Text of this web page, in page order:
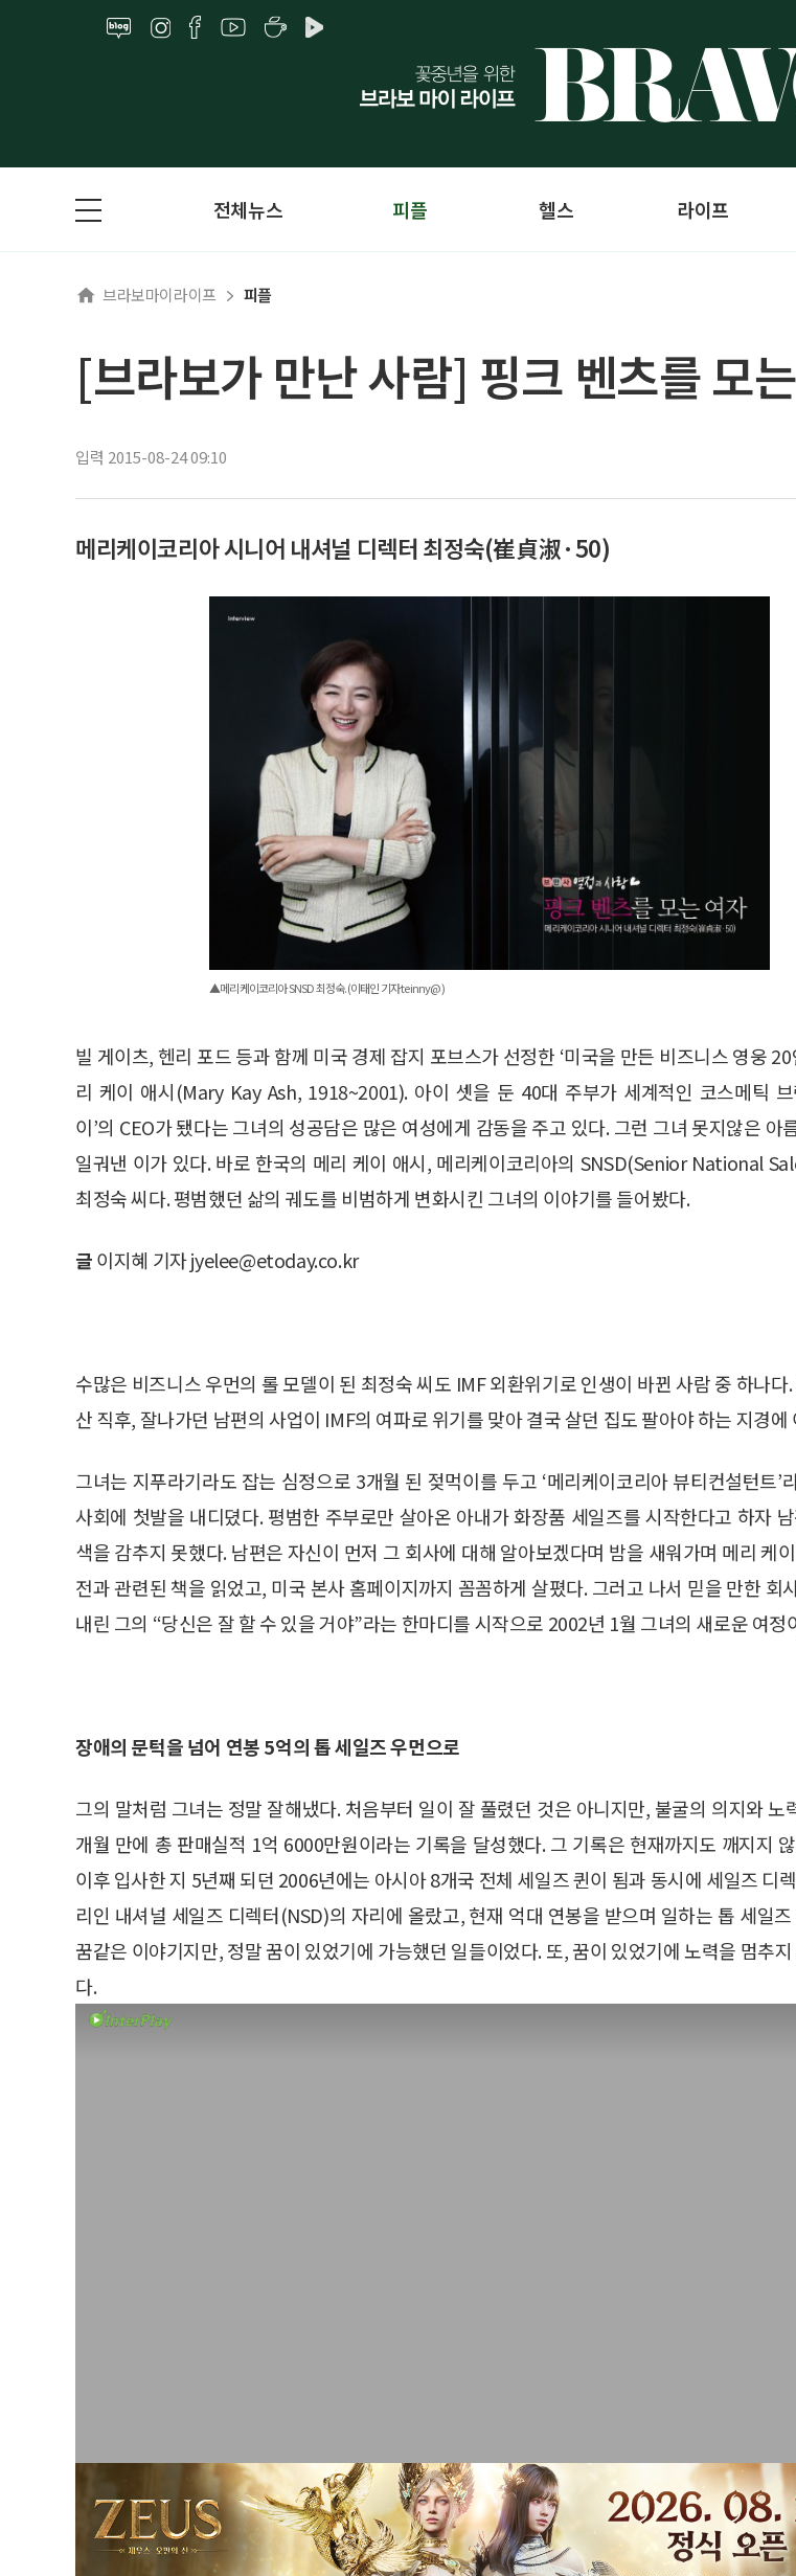
전체뉴스 피플 헬스 라이프
브라보마이라이프 피플
[브라보가 만난 사람] 핑크 벤츠를 모
입력 2015-08-24 09:10
메리케이코리아 시니어 내셔널 디렉터 최정숙(崔貞淑·50)
▲메리케이코리아 SNSD 최정숙.(이태인 기자 teinny@)
빌 게이츠, 헨리 포드 등과 함께 미국 경제 잡지 포브스가 선정한 ‘미국을 만든 비즈니스 영웅 20
리 케이 애시(Mary Kay Ash, 1918~2001). 아이 셋을 둔 40대 주부가 세계적인 코스메틱 브
이’의 CEO가 됐다는 그녀의 성공담은 많은 여성에게 감동을 주고 있다. 그런 그녀 못지않은 아
일궈낸 이가 있다. 바로 한국의 메리 케이 애시, 메리케이코리아의 SNSD(Senior National
최정숙 씨다. 평범했던 삶의 궤도를 비범하게 변화시킨 그녀의 이야기를 들어봤다.
글이지혜 기자 jyelee@etoday.co.kr
수많은 비즈니스 우먼의 롤 모델이 된 최정숙 씨도 IMF 외환위기로 인생이 바뀐 사람 중 하나다
산 직후, 잘나가던 남편의 사업이 IMF의 여파로 위기를 맞아 결국 살던 집도 팔아야 하는 지경에
그녀는 지푸라기라도 잡는 심정으로 3개월 된 젖먹이를 두고 ‘메리케이코리아 뷰티컨설턴트’
사회에 첫발을 내디뎠다. 평범한 주부로만 살아온 아내가 화장품 세일즈를 시작한다고 하자
색을 감추지 못했다. 남편은 자신이 먼저 그 회사에 대해 알아보겠다며 밤을 새워가며 메리 케
전과 관련된 책을 읽었고, 미국 본사 홈페이지까지 꼼꼼하게 살폈다. 그러고 나서 믿을 만한 회
내린 그의 “당신은 잘 할 수 있을 거야”라는 한마디를 시작으로 2002년 1월 그녀의 새로운 여정
장애의 문턱을 넘어 연봉 5억의 톱 세일즈 우먼으로
그의 말처럼 그녀는 정말 잘해냈다. 처음부터 일이 잘 풀렸던 것은 아니지만, 불굴의 의지와 노
개월 만에 총 판매실적 1억 6000만원이라는 기록을 달성했다. 그 기록은 현재까지도 깨지지
이후 입사한 지 5년째 되던 2006년에는 아시아 8개국 전체 세일즈 퀸이 됨과 동시에 세일즈 디
리인 내셔널 세일즈 디렉터(NSD)의 자리에 올랐고, 현재 억대 연봉을 받으며 일하는 톱 세일
꿈같은 이야기지만, 정말 꿈이 있었기에 가능했던 일들이었다. 또, 꿈이 있었기에 노력을 멈추
다.